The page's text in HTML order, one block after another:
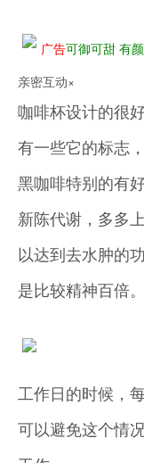
广告可御可甜 有
亲密互动×
咖啡杯设计的很
有一些它的标志
黑咖啡特别的有
新陈代谢，多多
以达到去水肿的
是比较精神百倍。
工作日的时候，
可以避免这个情